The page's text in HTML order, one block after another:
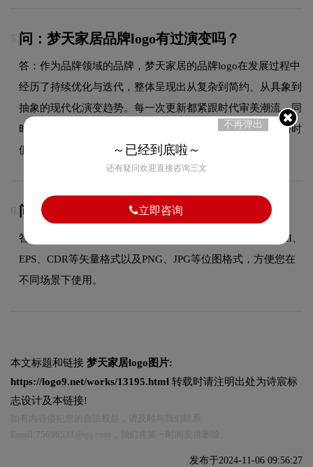
5. 问：梦天家居品牌logo有过演变吗？
答：作为品牌领域的品牌，梦天家居的品牌logo在发展过程中
经历了持续优化与迭代，整体呈现出从复杂到简约、从具象到
抽象的现代化演变趋势。每一次更新都紧跟时代审美潮流，同
时保持品牌核心识别元素的延续性，使品牌视觉形象始终与时
俱进，历久弥新。
6. 问：源文件全部交付吗？
答：是的，设计完成后我们提供多种格式的源文件，包括AI、
EPS、CDR等矢量格式以及PNG、JPG等位图格式，方便您在
不同场景下使用。
本文标题和链接 梦天家居logo图片:
https://logo9.net/works/13195.html 转载时请注明出处为诗宸标
志设计及本链接!
发布于2024-11-06 09:56:27
不再弹出
～已经到底啦～
还有疑问欢迎直接咨询三文
立即咨询